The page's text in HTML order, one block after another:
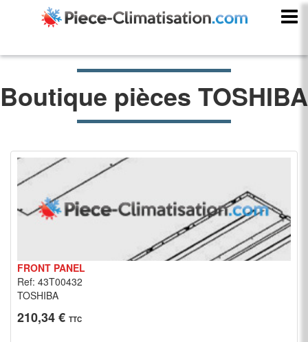
Boutique pièces TOSHIBA
FRONT PANEL
Ref: 43T00432
TOSHIBA
210,34 € TTC